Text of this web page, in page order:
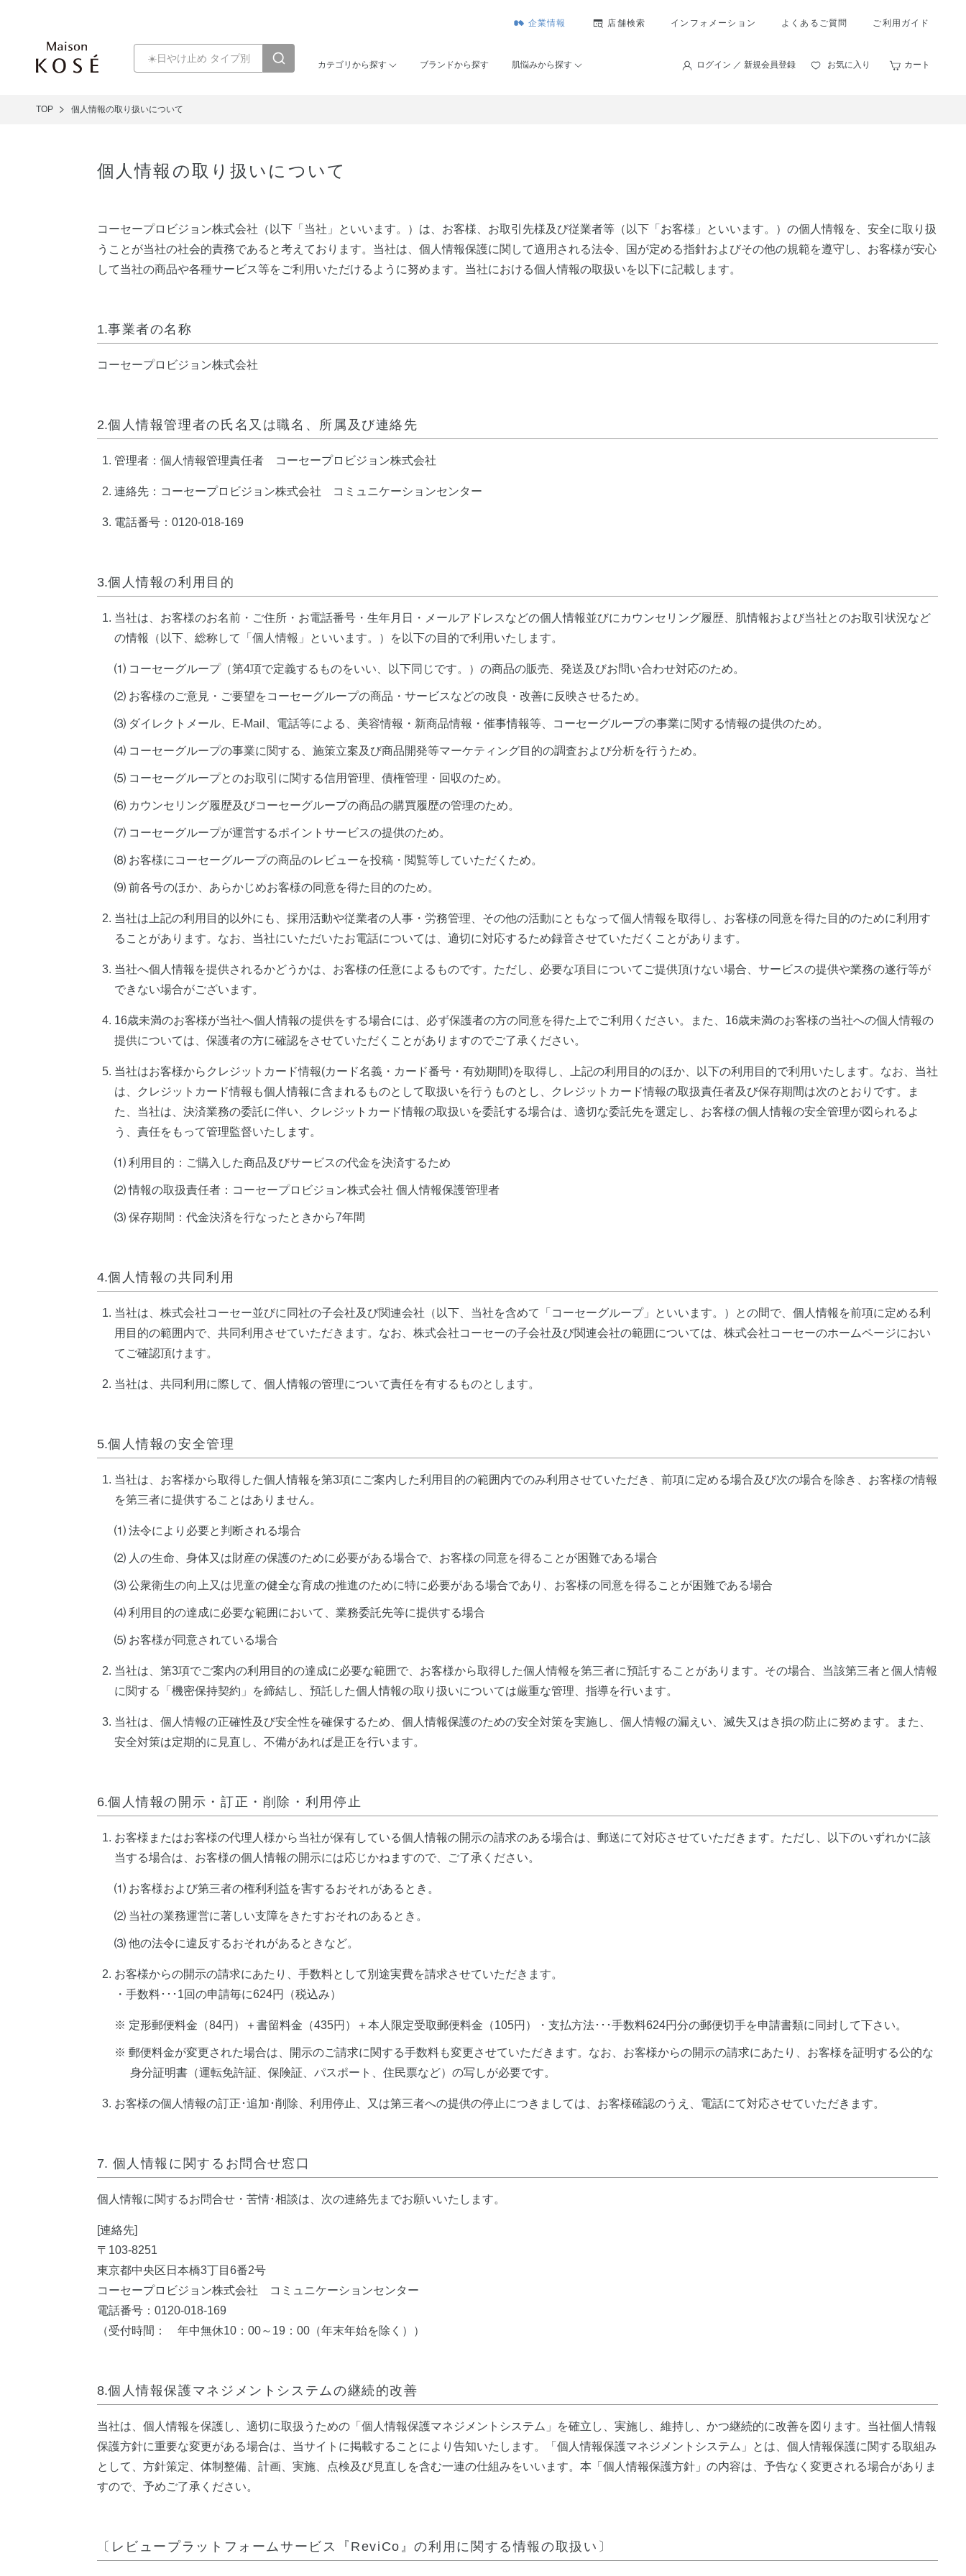
企業情報 店舗検索 インフォメーション よくあるご質問 ご利用ガイド
カテゴリから探す ブランドから探す 肌悩みから探す ログイン ／ 新規会員登録 お気に入り カート
TOP 個人情報の取り扱いについて
個人情報の取り扱いについて
コーセープロビジョン株式会社（以下「当社」といいます。）は、お客様、お取引先様及び従業者等（以下「お客様」といいます。）の個人情報を、安全に取り扱
うことが当社の社会的責務であると考えております。当社は、個人情報保護に関して適用される法令、国が定める指針およびその他の規範を遵守し、お客様が安心
して当社の商品や各種サービス等をご利用いただけるように努めます。当社における個人情報の取扱いを以下に記載します。
1.事業者の名称
コーセープロビジョン株式会社
2.個人情報管理者の氏名又は職名、所属及び連絡先
管理者：個人情報管理責任者 コーセープロビジョン株式会社
連絡先：コーセープロビジョン株式会社 コミュニケーションセンター
電話番号：0120-018-169
3.個人情報の利用目的
当社は、お客様のお名前・ご住所・お電話番号・生年月日・メールアドレスなどの個人情報並びにカウンセリング履歴、肌情報および当社とのお取引状況など
の情報（以下、総称して「個人情報」といいます。）を以下の目的で利用いたします。
⑴ コーセーグループ（第4項で定義するものをいい、以下同じです。）の商品の販売、発送及びお問い合わせ対応のため。
⑵ お客様のご意見・ご要望をコーセーグループの商品・サービスなどの改良・改善に反映させるため。
⑶ ダイレクトメール、E-Mail、電話等による、美容情報・新商品情報・催事情報等、コーセーグループの事業に関する情報の提供のため。
⑷ コーセーグループの事業に関する、施策立案及び商品開発等マーケティング目的の調査および分析を行うため。
⑸ コーセーグループとのお取引に関する信用管理、債権管理・回収のため。
⑹ カウンセリング履歴及びコーセーグループの商品の購買履歴の管理のため。
⑺ コーセーグループが運営するポイントサービスの提供のため。
⑻ お客様にコーセーグループの商品のレビューを投稿・閲覧等していただくため。
⑼ 前各号のほか、あらかじめお客様の同意を得た目的のため。
当社は上記の利用目的以外にも、採用活動や従業者の人事・労務管理、その他の活動にともなって個人情報を取得し、お客様の同意を得た目的のために利用す
ることがあります。なお、当社にいただいたお電話については、適切に対応するため録音させていただくことがあります。
当社へ個人情報を提供されるかどうかは、お客様の任意によるものです。ただし、必要な項目についてご提供頂けない場合、サービスの提供や業務の遂行等が
できない場合がございます。
16歳未満のお客様が当社へ個人情報の提供をする場合には、必ず保護者の方の同意を得た上でご利用ください。また、16歳未満のお客様の当社への個人情報の
提供については、保護者の方に確認をさせていただくことがありますのでご了承ください。
当社はお客様からクレジットカード情報(カード名義・カード番号・有効期間)を取得し、上記の利用目的のほか、以下の利用目的で利用いたします。なお、当社
は、クレジットカード情報も個人情報に含まれるものとして取扱いを行うものとし、クレジットカード情報の取扱責任者及び保存期間は次のとおりです。ま
た、当社は、決済業務の委託に伴い、クレジットカード情報の取扱いを委託する場合は、適切な委託先を選定し、お客様の個人情報の安全管理が図られるよ
う、責任をもって管理監督いたします。
⑴ 利用目的：ご購入した商品及びサービスの代金を決済するため
⑵ 情報の取扱責任者：コーセープロビジョン株式会社 個人情報保護管理者
⑶ 保存期間：代金決済を行なったときから7年間
4.個人情報の共同利用
当社は、株式会社コーセー並びに同社の子会社及び関連会社（以下、当社を含めて「コーセーグループ」といいます。）との間で、個人情報を前項に定める利
用目的の範囲内で、共同利用させていただきます。なお、株式会社コーセーの子会社及び関連会社の範囲については、株式会社コーセーのホームページにおい
てご確認頂けます。
当社は、共同利用に際して、個人情報の管理について責任を有するものとします。
5.個人情報の安全管理
当社は、お客様から取得した個人情報を第3項にご案内した利用目的の範囲内でのみ利用させていただき、前項に定める場合及び次の場合を除き、お客様の情報
を第三者に提供することはありません。
⑴ 法令により必要と判断される場合
⑵ 人の生命、身体又は財産の保護のために必要がある場合で、お客様の同意を得ることが困難である場合
⑶ 公衆衛生の向上又は児童の健全な育成の推進のために特に必要がある場合であり、お客様の同意を得ることが困難である場合
⑷ 利用目的の達成に必要な範囲において、業務委託先等に提供する場合
⑸ お客様が同意されている場合
当社は、第3項でご案内の利用目的の達成に必要な範囲で、お客様から取得した個人情報を第三者に預託することがあります。その場合、当該第三者と個人情報
に関する「機密保持契約」を締結し、預託した個人情報の取り扱いについては厳重な管理、指導を行います。
当社は、個人情報の正確性及び安全性を確保するため、個人情報保護のための安全対策を実施し、個人情報の漏えい、滅失又はき損の防止に努めます。また、
安全対策は定期的に見直し、不備があれば是正を行います。
6.個人情報の開示・訂正・削除・利用停止
お客様またはお客様の代理人様から当社が保有している個人情報の開示の請求のある場合は、郵送にて対応させていただきます。ただし、以下のいずれかに該
当する場合は、お客様の個人情報の開示には応じかねますので、ご了承ください。
⑴ お客様および第三者の権利利益を害するおそれがあるとき。
⑵ 当社の業務運営に著しい支障をきたすおそれのあるとき。
⑶ 他の法令に違反するおそれがあるときなど。
お客様からの開示の請求にあたり、手数料として別途実費を請求させていただきます。
・手数料･･･1回の申請毎に624円（税込み）
※ 定形郵便料金（84円）＋書留料金（435円）＋本人限定受取郵便料金（105円）・支払方法･･･手数料624円分の郵便切手を申請書類に同封して下さい。
※ 郵便料金が変更された場合は、開示のご請求に関する手数料も変更させていただきます。なお、お客様からの開示の請求にあたり、お客様を証明する公的な
身分証明書（運転免許証、保険証、パスポート、住民票など）の写しが必要です。
お客様の個人情報の訂正･追加･削除、利用停止、又は第三者への提供の停止につきましては、お客様確認のうえ、電話にて対応させていただきます。
7. 個人情報に関するお問合せ窓口
個人情報に関するお問合せ・苦情･相談は、次の連絡先までお願いいたします。
[連絡先]
〒103-8251
東京都中央区日本橋3丁目6番2号
コーセープロビジョン株式会社 コミュニケーションセンター
電話番号：0120-018-169
（受付時間： 年中無休10：00～19：00（年末年始を除く））
8.個人情報保護マネジメントシステムの継続的改善
当社は、個人情報を保護し、適切に取扱うための「個人情報保護マネジメントシステム」を確立し、実施し、維持し、かつ継続的に改善を図ります。当社個人情報
保護方針に重要な変更がある場合は、当サイトに掲載することにより告知いたします。「個人情報保護マネジメントシステム」とは、個人情報保護に関する取組み
として、方針策定、体制整備、計画、実施、点検及び見直しを含む一連の仕組みをいいます。本「個人情報保護方針」の内容は、予告なく変更される場合がありま
すので、予めご了承ください。
〔レビュープラットフォームサービス『ReviCo』の利用に関する情報の取扱い〕